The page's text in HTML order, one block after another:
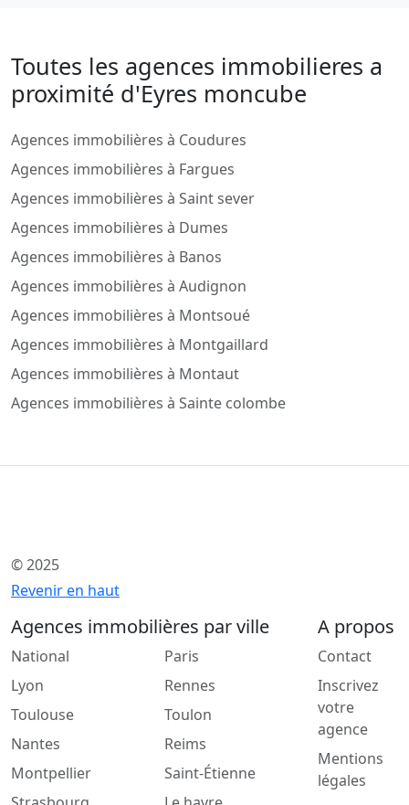
Toutes les agences immobilieres a
proximité d'Eyres moncube
Agences immobilières à Coudures
Agences immobilières à Fargues
Agences immobilières à Saint sever
Agences immobilières à Dumes
Agences immobilières à Banos
Agences immobilières à Audignon
Agences immobilières à Montsoué
Agences immobilières à Montgaillard
Agences immobilières à Montaut
Agences immobilières à Sainte colombe
© 2025
Revenir en haut
Agences immobilières par ville
National
Lyon
Toulouse
Nantes
Montpellier
Paris
Rennes
Toulon
Reims
Saint-Étienne
A propos
Contact
Inscrivez
votre
agence
Mentions
légales